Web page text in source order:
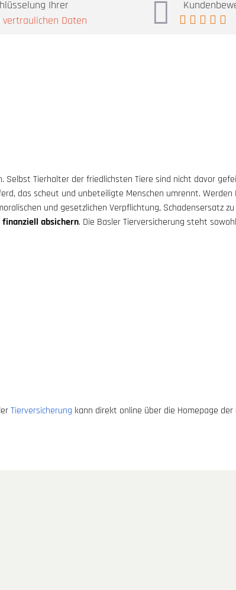
Ihrer
vertraulichen Daten
Selbst Tierhalter der friedlichsten Tiere sind nicht davor
das scheut und unbeteiligte Menschen umrennt.
und gesetzlichen Verpflichtung, Schadensersatz
absichern. Die Basler Tierversicherung steht
Tierversicherung kann direkt online über die Homepage